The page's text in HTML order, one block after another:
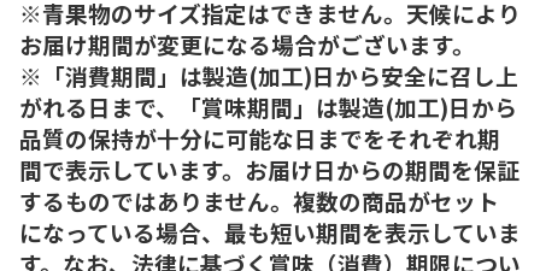
※青果物のサイズ指定はできません。天候により
お届け期間が変更になる場合がございます。
※「消費期間」は製造(加工)日から安全に召し上
がれる日まで、「賞味期間」は製造(加工)日から
品質の保持が十分に可能な日までをそれぞれ期
間で表示しています。お届け日からの期間を保証
するものではありません。複数の商品がセット
になっている場合、最も短い期間を表示していま
す。なお、法律に基づく賞味（消費）期限につい